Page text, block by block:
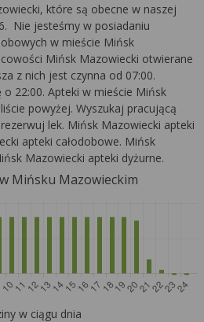
które są obecne w naszej
Nie jesteśmy w posiadaniu
w mieście Mińsk
Mińsk Mazowiecki otwierane
z nich jest czynna od 07:00.
22:00. Apteki w mieście Mińsk
powyżej. Wyszukaj pracującą
lek. Mińsk Mazowiecki apteki
apteki całodobowe. Mińsk
Mazowiecki apteki dyżurne.
Mińsku Mazowieckim
w ciągu dnia